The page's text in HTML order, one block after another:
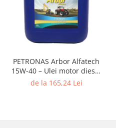
PETRONAS Arbor Alfatech
15W-40 – Ulei motor diesel
pentru utilaje agricole și de
de la 165,24 Lei